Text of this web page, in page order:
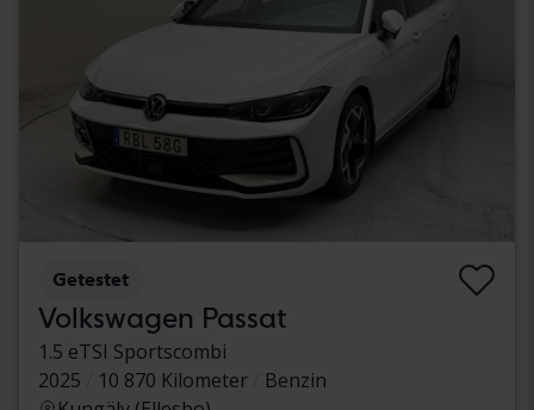
Getestet
Volkswagen Passat
1.5 eTSI Sportscombi
2025
10 870 Kilometer
Benzin